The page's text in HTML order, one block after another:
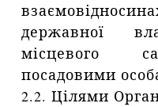
державної
місцевого
посадовими
2.2. Цілями